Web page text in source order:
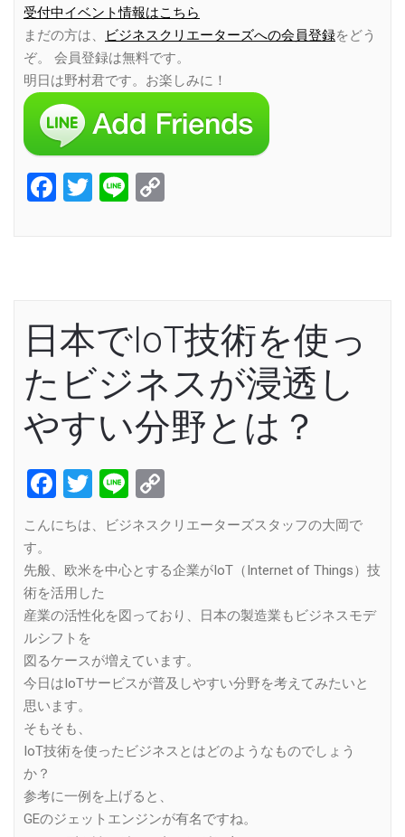
受付中イベント情報はこちら
まだの方は、
ビジネスクリエーターズへの会員登録をどう
ぞ。 会員登録は無料です。
明日は野村君です。お楽しみに！
Facebook
Twitter
Line
日本でIoT技術を使っ
たビジネスが浸透し
やすい分野とは？
Facebook
Twitter
Line
Link
こんにちは、ビジネスクリエーターズスタッフの大岡で
す。
先般、欧米を中心とする企業がIoT（Internet of Things）技
術を活用した
産業の活性化を図っており、日本の製造業もビジネスモデ
ルシフトを
図るケースが増えています。
今日はIoTサービスが普及しやすい分野を考えてみたいと
思います。
そもそも、
IoT技術を使ったビジネスとはどのようなものでしょう
か？
参考に一例を上げると、
GEのジェットエンジンが有名ですね。